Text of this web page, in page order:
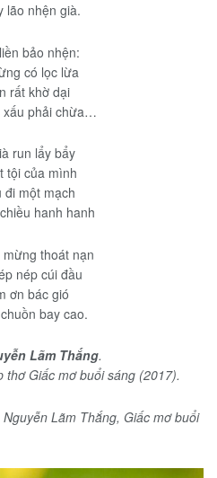
lão nhện già.
bảo nhện:
có lọc lừa
rất khờ dại
xấu phải chừa…
run lẩy bẩy
tội của mình
đi một mạch
hanh hanh
thoát nạn
nép cúi đầu
ơn bác gió
bay cao.
Lãm Thắng.
thơ Giấc mơ buổi sáng (2017).
Nguyễn Lãm Thắng, Giấc mơ buổi